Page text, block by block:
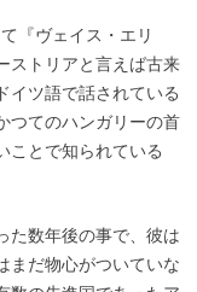
『ヴェイス・エリ
ストリアと言えば古来
イツ語で話されている
つてのハンガリーの首
ことで知られている
た数年後の事で、彼は
まだ物心がついていな